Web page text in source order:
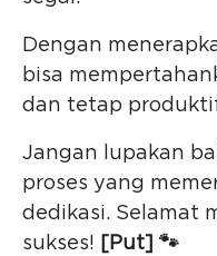
Dengan
bisa
dan tetap
Jangan lupakan
proses yang
dedikasi. Selamat
sukses! [Put] 🐾